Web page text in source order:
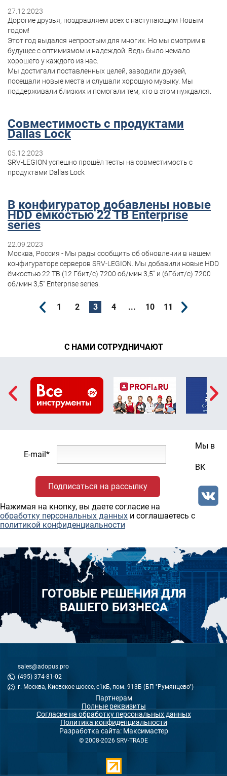
27.12.2023
Дорогие друзья, поздравляем всех с наступающим Новым
годом!
Этот год выдался непростым для многих. Но мы смотрим в
будущее с оптимизмом и надеждой. Ведь было немало
хорошего у каждого из нас.
Мы достигали поставленных целей, заводили друзей,
посещали новые места и слушали хорошую музыку. Мы
поддерживали близких и помогали тем, кто в этом нуждался.
Совместимость с продуктами
Dallas Lock
05.12.2023
SRV-LEGION успешно прошёл тесты на совместимость с
продуктами Dallas Lock
В конфигуратор добавлены новые
HDD ёмкостью 22 ТВ Enterprise
series
22.09.2023
Москва, Россия - Мы рады сообщить об обновлении в нашем
конфигураторе серверов SRV-LEGION. Мы добавили новые HDD
ёмкостью 22 ТВ (12 Гбит/с) 7200 об/мин 3,5” и (6Гбит/с) 7200
об/мин 3,5” Enterprise series.
1 2 3 4 ... 10 11
С НАМИ СОТРУДНИЧАЮТ
E-mail*
Нажимая на кнопку, вы даете согласие на
обработку персональных данных и соглашаетесь c
политикой конфиденциальности
Мы в
ВК
ГОТОВЫЕ РЕШЕНИЯ ДЛЯ
ВАШЕГО БИЗНЕСА
sales@adopus.pro
(495) 374-81-02
г. Москва, Киевское шоссе, с1кБ, пом. 913Б (БП "Румянцево")
Партнерам
Полные реквизиты
Согласие на обработку персональных данных
Политика конфиденциальности
Разработка сайта: Максимастер
© 2008-2026 SRV-TRADE